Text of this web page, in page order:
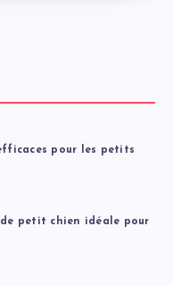
pour les petits
petit chien idéale pour